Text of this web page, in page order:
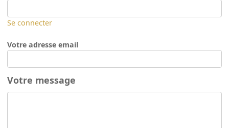
Se connecter
Votre adresse email
Votre message